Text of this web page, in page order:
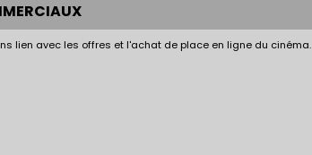
lien avec les offres et l'achat de place en ligne du cinéma.